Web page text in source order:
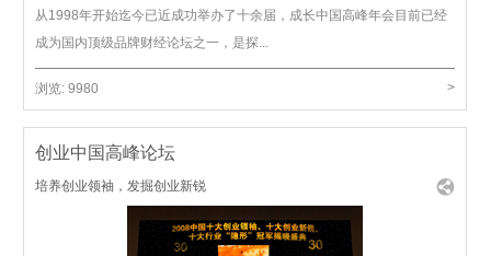
从1998年开始迄今已近成功举办了十余届，成长中国高峰年会目前已经
成为国内顶级品牌财经论坛之一，是探...
浏览:9980 >
创业中国高峰论坛
培养创业领袖，发掘创业新锐